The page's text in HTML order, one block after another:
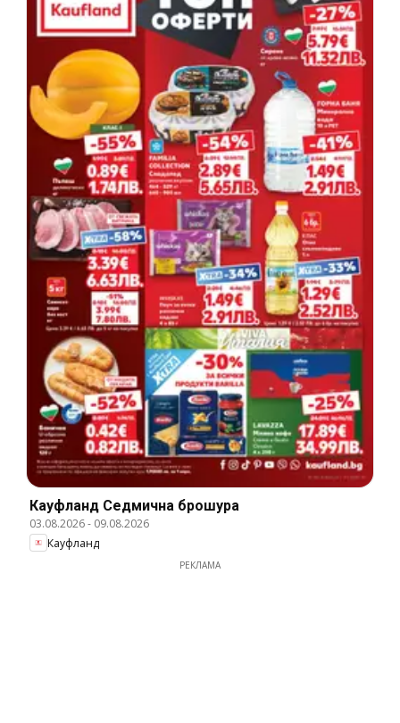
Кауфланд Cедмична брошура
03.08.2026- 09.08.2026
Кауфланд
РЕКЛАМА